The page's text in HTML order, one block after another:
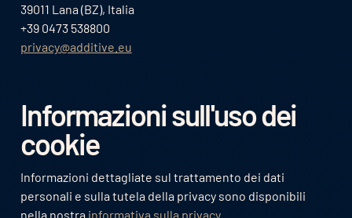
39011 Lana (BZ), Italia
+39 0473 538800
privacy@additive.eu
Informazioni sull'uso dei
cookie
Informazioni dettagliate sul trattamento dei dati
personali e sulla tutela della privacy sono disponibili
nella nostra informativa sulla privacy.